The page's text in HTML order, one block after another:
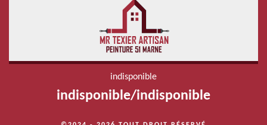
indisponible
indisponible/indisponible